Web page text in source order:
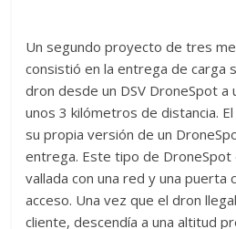
Un segundo proyecto de tres
consistió en la entrega de carga
dron desde un DSV DroneSpot a
unos 3 kilómetros de distancia.
su propia versión de un
entrega. Este tipo de DroneSpot
vallada con una red y una puerta
acceso. Una vez que el dron
cliente, descendía a una altitud